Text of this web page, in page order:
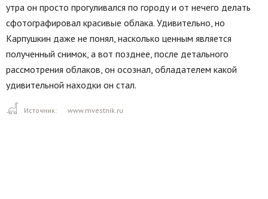
утра он просто прогуливался по городу и от нечего делать
сфотографировал красивые облака. Удивительно, но
Карпушкин даже не понял, насколько ценным является
полученный снимок, а вот позднее, после детального
рассмотрения облаков, он осознал, обладателем какой
удивительной находки он стал.
Источник: www.mvestnik.ru